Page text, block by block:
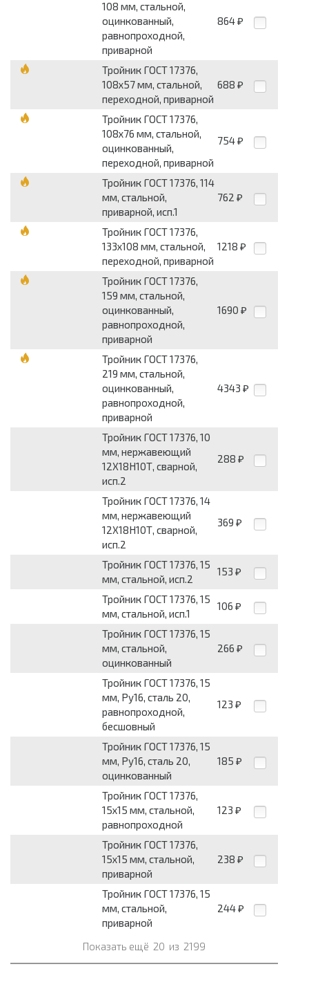
108 мм, стальной,
оцинкованный,
равнопроходной,
приварной
864 ₽
Тройник ГОСТ 17376,
108x57 мм, стальной,
переходной, приварной
688 ₽
Тройник ГОСТ 17376,
108x76 мм, стальной,
оцинкованный,
переходной, приварной
754 ₽
Тройник ГОСТ 17376, 114
мм, стальной,
приварной, исп.1
762 ₽
Тройник ГОСТ 17376,
133x108 мм, стальной,
переходной, приварной
1218 ₽
Тройник ГОСТ 17376,
159 мм, стальной,
оцинкованный,
равнопроходной,
приварной
1690 ₽
Тройник ГОСТ 17376,
219 мм, стальной,
оцинкованный,
равнопроходной,
приварной
4343 ₽
Тройник ГОСТ 17376, 10
мм, нержавеющий
12Х18Н10Т, сварной,
исп.2
288 ₽
Тройник ГОСТ 17376, 14
мм, нержавеющий
12Х18Н10Т, сварной,
исп.2
369 ₽
Тройник ГОСТ 17376, 15
мм, стальной, исп.2
153 ₽
Тройник ГОСТ 17376, 15
мм, стальной, исп.1
106 ₽
Тройник ГОСТ 17376, 15
мм, стальной,
оцинкованный
266 ₽
Тройник ГОСТ 17376, 15
мм, Pу16, сталь 20,
равнопроходной,
бесшовный
123 ₽
Тройник ГОСТ 17376, 15
мм, Pу16, сталь 20,
оцинкованный
185 ₽
Тройник ГОСТ 17376,
15x15 мм, стальной,
равнопроходной
123 ₽
Тройник ГОСТ 17376,
15x15 мм, стальной,
приварной
238 ₽
Тройник ГОСТ 17376, 15
мм, стальной,
приварной
244 ₽
Показать ещё 20 из 2199